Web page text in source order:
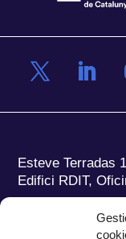
Esteve Terradas 1
Edifici RDIT,
Parc
del Baix Llobregat